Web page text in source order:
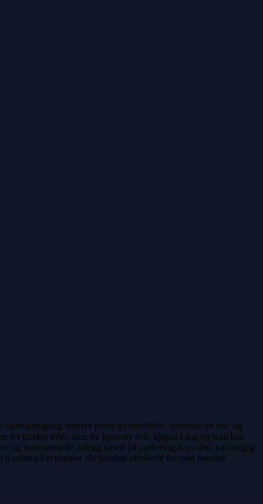
høyere priser på fossilbiler, utvidelse av lav- og
fra direkte krav, men fra kjøretøy som kjøpes i dag og som kan
og kommersielle anlegg basert på parkeringskapasitet, uavhengig
vente på at reglene blir juridisk bindende før man handler